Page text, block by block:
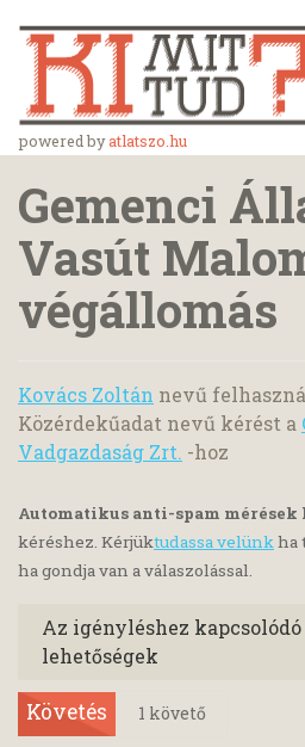
powered byatlatszo.hu
Gemenci
Vasút
végállomás
Kovács Zoltán nevű
Közérdekűadat nevű kérést a
Vadgazdaság Zrt. -hoz
Automatikus anti-spam mérések
kéréshez. Kérjüktudassa velünkha
ha gondja van a válaszolással.
Az igényléshez
lehetőségek
Követés 1 követő